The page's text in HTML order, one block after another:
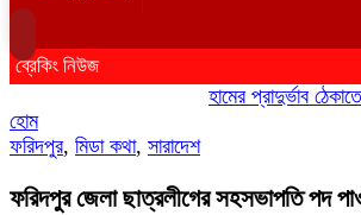
ব্রেকিং নিউজ
হামের প্রাদুর্ভাব ঠেকাতে
হোম
ফরিদপুর, মিডা কথা, সারাদেশ
ফরিদপুর জেলা ছাত্রলীগের সহসভাপতি পদ